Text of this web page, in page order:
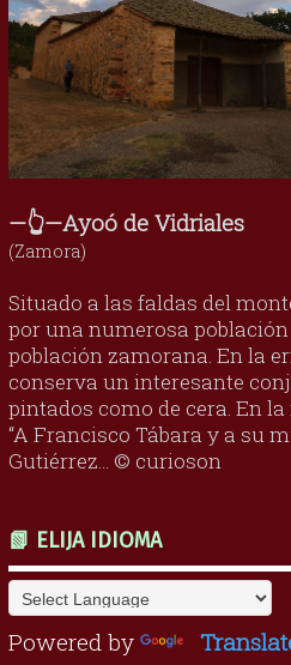
—👆—Ayoó de Vidriales
(Zamora)
Situado a las faldas del
por una numerosa población
población zamorana. En la
conserva un interesante
pintados como de cera. En
“A Francisco Tábara y a su
Gutiérrez... © curioson
📗 ELIJA IDIOMA
Powered by